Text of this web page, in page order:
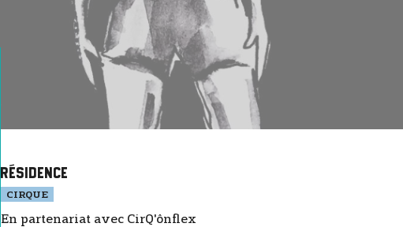
Résidence
CIRQUE
En partenariat avec CirQ'ônflex